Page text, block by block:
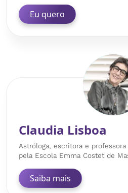
Eu quero
Claudia Lisboa
Astróloga, escritora e
pela Escola Emma Costet de
Saiba mais